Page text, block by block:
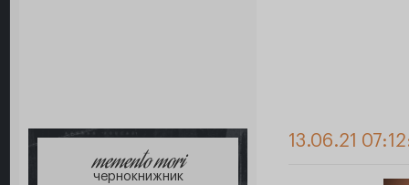
memento mori
чернокнижник
13.06.21